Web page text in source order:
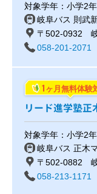
対象学年：小学2
岐阜バス 則武
〒502-0932
058-201-2071
1 ヶ月無料体験
リード進学塾正
対象学年：小学2
岐阜バス 正木
〒502-0882
058-213-1171